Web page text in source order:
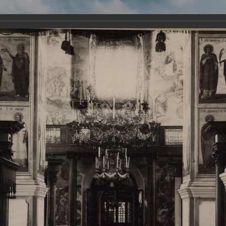
Земли
Сайт создан по
и
Наследники Галерея
Главная Галерея Храмы-мученики Архангельска Свято-